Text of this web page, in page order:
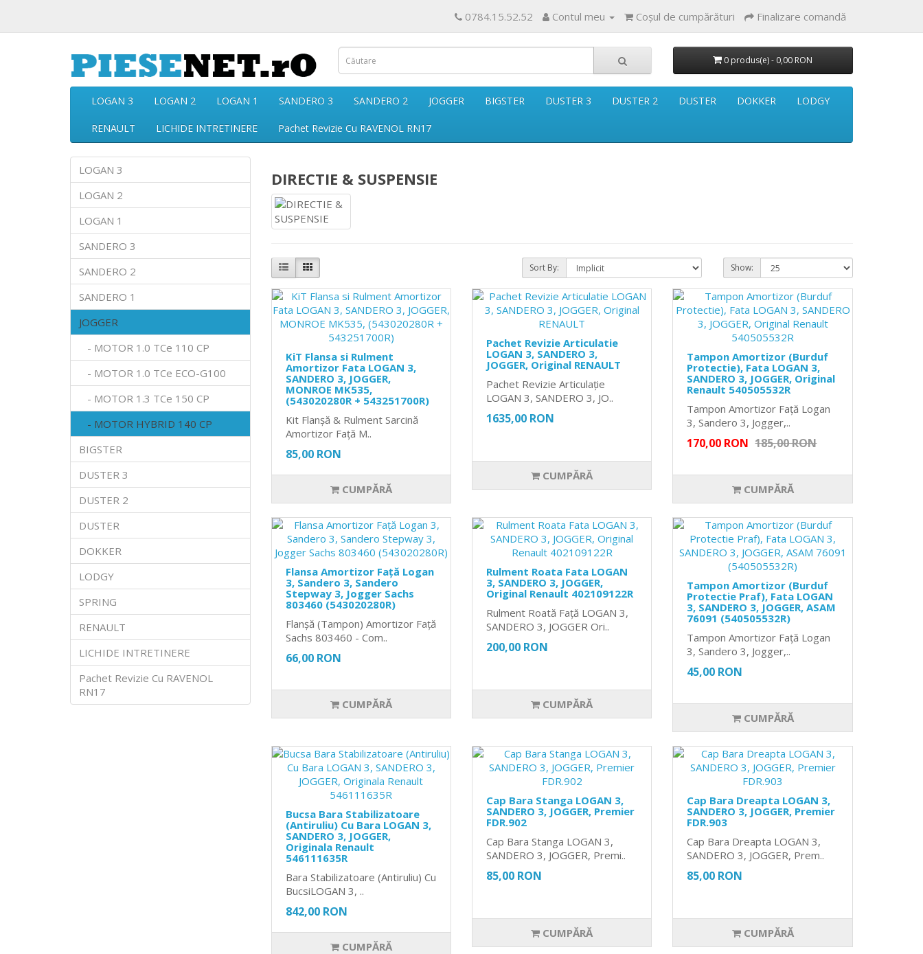
0784.15.52.52 Contul meu Coşul de cumpărături Finalizare comandă
0 produs(e) - 0,00 RON
LOGAN 3 LOGAN 2 LOGAN 1 SANDERO 3 SANDERO 2 JOGGER BIGSTER DUSTER 3 DUSTER 2 DUSTER DOKKER LODGY
RENAULT LICHIDE INTRETINERE Pachet Revizie Cu RAVENOL RN17
LOGAN 3
LOGAN 2
LOGAN 1
SANDERO 3
SANDERO 2
SANDERO 1
JOGGER
- MOTOR 1.0 TCe 110 CP
- MOTOR 1.0 TCe ECO-G100
- MOTOR 1.3 TCe 150 CP
- MOTOR HYBRID 140 CP
BIGSTER
DUSTER 3
DUSTER 2
DUSTER
DOKKER
LODGY
SPRING
RENAULT
LICHIDE INTRETINERE
Pachet Revizie Cu RAVENOL
RN17
DIRECTIE & SUSPENSIE
Sort By: Show:
KiT Flansa si Rulment
Amortizor Fata LOGAN 3,
SANDERO 3, JOGGER,
MONROE MK535,
(543020280R + 543251700R)
Kit Flanșă & Rulment Sarcină
Amortizor Față M..
85,00 RON
CUMPĂRĂ
Pachet Revizie Articulatie
LOGAN 3, SANDERO 3,
JOGGER, Original RENAULT
Pachet Revizie Articulație
LOGAN 3, SANDERO 3, JO..
1635,00 RON
CUMPĂRĂ
Tampon Amortizor (Burduf
Protectie), Fata LOGAN 3,
SANDERO 3, JOGGER, Original
Renault 540505532R
Tampon Amortizor Față Logan
3, Sandero 3, Jogger,..
170,00 RON 185,00 RON
CUMPĂRĂ
Flansa Amortizor Față Logan
3, Sandero 3, Sandero
Stepway 3, Jogger Sachs
803460 (543020280R)
Flanșă (Tampon) Amortizor Față
Sachs 803460 - Com..
66,00 RON
CUMPĂRĂ
Rulment Roata Fata LOGAN
3, SANDERO 3, JOGGER,
Original Renault 402109122R
Rulment Roată Față LOGAN 3,
SANDERO 3, JOGGER Ori..
200,00 RON
CUMPĂRĂ
Tampon Amortizor (Burduf
Protectie Praf), Fata LOGAN
3, SANDERO 3, JOGGER, ASAM
76091 (540505532R)
Tampon Amortizor Față Logan
3, Sandero 3, Jogger,..
45,00 RON
CUMPĂRĂ
Bucsa Bara Stabilizatoare
(Antiruliu) Cu Bara LOGAN 3,
SANDERO 3, JOGGER,
Originala Renault
546111635R
Bara Stabilizatoare (Antiruliu) Cu
BucsiLOGAN 3, ..
842,00 RON
CUMPĂRĂ
Cap Bara Stanga LOGAN 3,
SANDERO 3, JOGGER, Premier
FDR.902
Cap Bara Stanga LOGAN 3,
SANDERO 3, JOGGER, Premi..
85,00 RON
CUMPĂRĂ
Cap Bara Dreapta LOGAN 3,
SANDERO 3, JOGGER, Premier
FDR.903
Cap Bara Dreapta LOGAN 3,
SANDERO 3, JOGGER, Prem..
85,00 RON
CUMPĂRĂ